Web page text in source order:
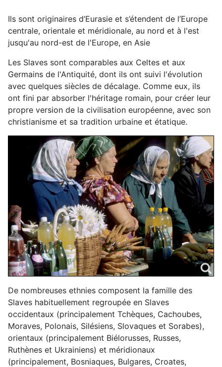
Ils sont originaires d’Eurasie et s’étendent de l’Europe
centrale, orientale et méridionale, au nord et à l'est
jusqu'au nord-est de l'Europe, en Asie
Les Slaves sont comparables aux Celtes et aux
Germains de l'Antiquité, dont ils ont suivi l'évolution
avec quelques siècles de décalage. Comme eux, ils
ont fini par absorber l'héritage romain, pour créer leur
propre version de la civilisation européenne, avec son
christianisme et sa tradition urbaine et étatique.
De nombreuses ethnies composent la famille des
Slaves habituellement regroupée en Slaves
occidentaux (principalement Tchèques, Cachoubes,
Moraves, Polonais, Silésiens, Slovaques et Sorabes),
orientaux (principalement Biélorusses, Russes,
Ruthènes et Ukrainiens) et méridionaux
(principalement, Bosniaques, Bulgares, Croates,